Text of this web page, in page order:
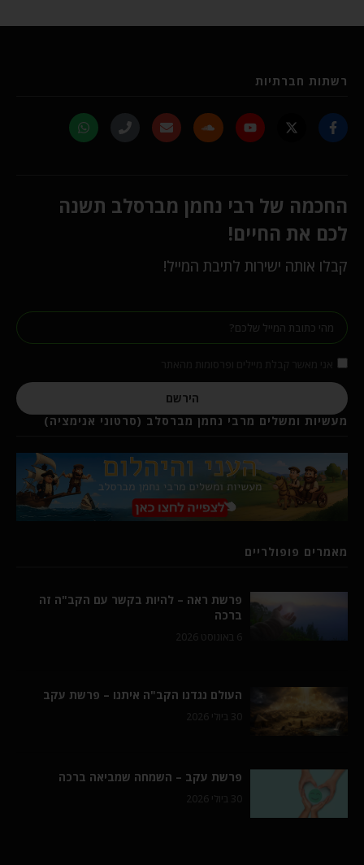
רשתות חברתיות
החכמה של רבי נחמן מברסלב תשנה
לכם את החיים!
קבלו אותה ישירות לתיבת המייל!
הירשם
מעשיות ומשלים מרבי נחמן מברסלב (סרטוני אנימציה)
מאמרים פופולריים
פרשת ראה – להיות בקשר עם הקב"ה זה
ברכה
6 באוגוסט 2026
העולם נגדנו הקב"ה איתנו – פרשת עקב
30 ביולי 2026
פרשת עקב – השמחה שמביאה ברכה
30 ביולי 2026